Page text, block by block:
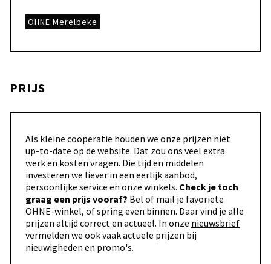
OHNE Merelbeke
PRIJS
Als kleine coöperatie houden we onze prijzen niet
up-to-date op de website. Dat zou ons veel extra
werk en kosten vragen. Die tijd en middelen
investeren we liever in een eerlijk aanbod,
persoonlijke service en onze winkels. Check je toch
graag een prijs vooraf? Bel of mail je favoriete
OHNE-winkel, of spring even binnen. Daar vind je alle
prijzen altijd correct en actueel. In onze nieuwsbrief
vermelden we ook vaak actuele prijzen bij
nieuwigheden en promo's.